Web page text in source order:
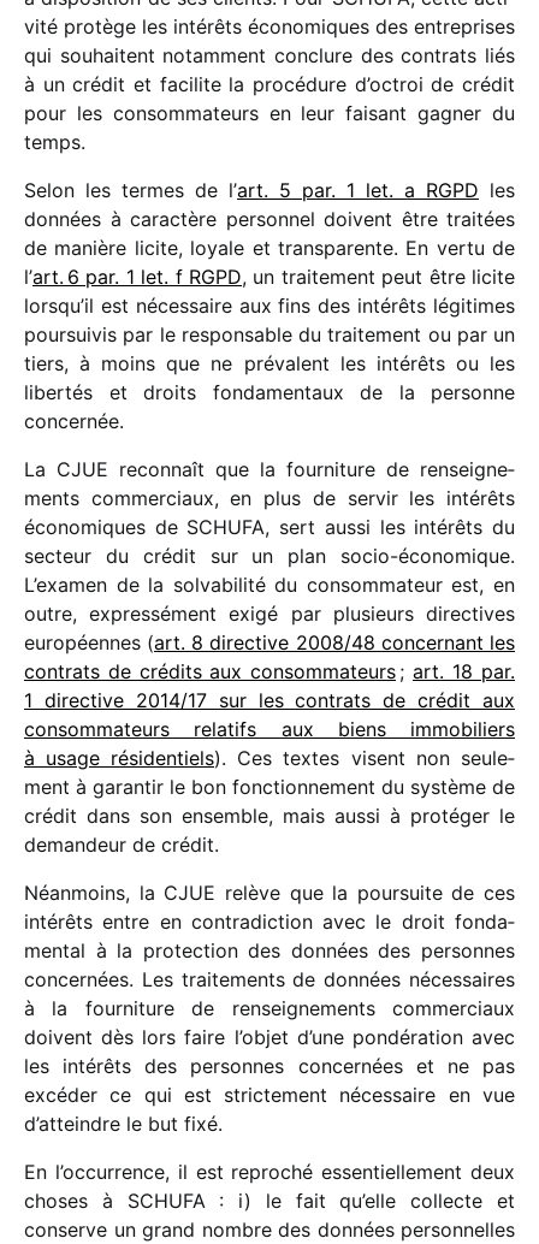
vité protège les inté­rêts écono­miques des entre­prises
qui souhaitent notam­ment conclure des contrats liés
à un crédit et faci­lite la procé­dure d’octroi de crédit
pour les consom­ma­teurs en leur faisant gagner du
temps.
Selon les termes de l’art. 5 par. 1 let. a RGPD les
données à carac­tère person­nel doivent être trai­tées
de manière licite, loyale et trans­pa­rente. En vertu de
l’art. 6 par. 1 let. f RGPD, un trai­te­ment peut être licite
lorsqu’il est néces­saire aux fins des inté­rêts légi­times
pour­sui­vis par le respon­sable du trai­te­ment ou par un
tiers, à moins que ne prévalent les inté­rêts ou les
liber­tés et droits fonda­men­taux de la personne
concer­née.
La CJUE recon­naît que la four­ni­ture de rensei­gne­
ments commer­ciaux, en plus de servir les inté­rêts
écono­miques de SCHUFA, sert aussi les inté­rêts du
secteur du crédit sur un plan socio-écono­mique.
L’examen de la solva­bi­lité du consom­ma­teur est, en
outre, expres­sé­ment exigé par plusieurs direc­tives
euro­péennes (art. 8 direc­tive 2008/​48 concer­nant les
contrats de crédits aux consom­ma­teurs ; art. 18 par.
1 direc­tive 2014/​17 sur les contrats de crédit aux
consom­ma­teurs rela­tifs aux biens immo­bi­liers
à usage rési­den­tiels). Ces textes visent non seule­
ment à garan­tir le bon fonc­tion­ne­ment du système de
crédit dans son ensemble, mais aussi à proté­ger le
deman­deur de crédit.
Néanmoins, la CJUE relève que la pour­suite de ces
inté­rêts entre en contra­dic­tion avec le droit fonda­
men­tal à la protec­tion des données des personnes
concer­nées. Les trai­te­ments de données néces­saires
à la four­ni­ture de rensei­gne­ments commer­ciaux
doivent dès lors faire l’objet d’une pondé­ra­tion avec
les inté­rêts des personnes concer­nées et ne pas
excé­der ce qui est stric­te­ment néces­saire en vue
d’atteindre le but fixé.
En l’occurrence, il est repro­ché essen­tiel­le­ment deux
choses à SCHUFA : i) le fait qu’elle collecte et
conserve un grand nombre des données person­nelles